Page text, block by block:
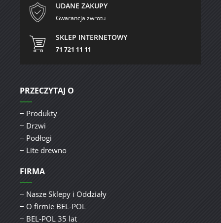
UDANE ZAKUPY
Gwarancja zwrotu
SKLEP INTERNETOWY
71 721 11 11
PRZECZYTAJ O
Produkty
Drzwi
Podłogi
Lite drewno
FIRMA
Nasze Sklepy i Oddziały
O firmie BEL-POL
BEL-POL 35 lat